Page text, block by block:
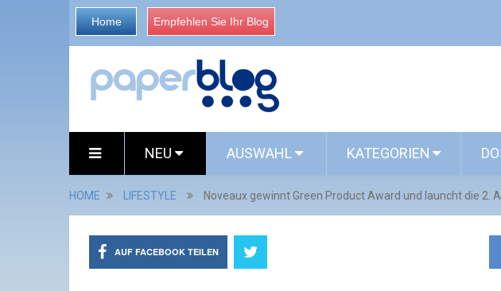
Home Empfehlen Sie Ihr Blog
NEU AUSWAHL KATEGORIEN
HOME LIFESTYLE Noveaux gewinnt Green Product Award und launcht die 2.
AUF FACEBOOK TEILEN